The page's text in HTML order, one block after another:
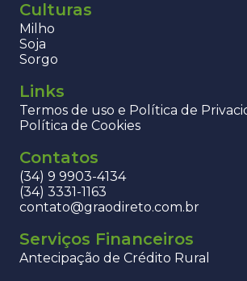
Culturas
Milho
Soja
Sorgo
Links
Termos de uso e Política de
Política de Cookies
Contatos
(34) 9 9903-4134
(34) 3331-1163
contato@graodireto.com.br
Serviços Financeiros
Antecipação de Crédito Rural